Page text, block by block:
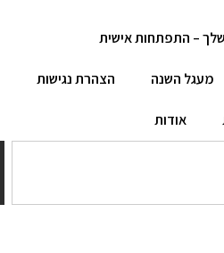
– התפתחות אישית
מעגל השנה הצהרת נגישות
אודות